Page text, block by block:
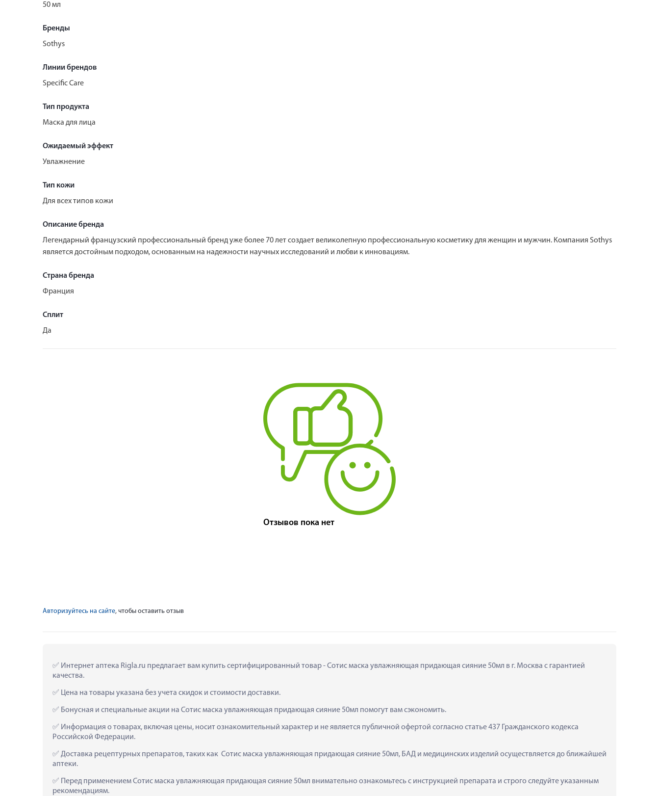
50 мл
Бренды
Sothys
Линии брендов
Specific Care
Тип продукта
Маска для лица
Ожидаемый эффект
Увлажнение
Тип кожи
Для всех типов кожи
Описание бренда
Легендарный французский профессиональный бренд уже более 70 лет создает великолепную профессиональную косметику для женщин и мужчин. Компания Sothys
является достойным подходом, основанным на надежности научных исследований и любви к инновациям.
Страна бренда
Франция
Сплит
Да
Отзывов пока нет
Авторизуйтесь на сайте, чтобы оставить отзыв
Интернет аптека Rigla.ru предлагает вам купить сертифицированный товар - Сотис маска увлажняющая придающая сияние 50мл в г. Москва с гарантией
качества.
Цена на товары указана без учета скидок и стоимости доставки.
Бонусная и специальные акции на Сотис маска увлажняющая придающая сияние 50мл помогут вам сэкономить.
Информация о товарах, включая цены, носит ознакомительный характер и не является публичной офертой согласно статье 437 Гражданского кодекса
Российской Федерации.
Доставка рецептурных препаратов, таких как  Сотис маска увлажняющая придающая сияние 50мл, БАД и медицинских изделий осуществляется до ближайшей
аптеки.
Перед применением Сотис маска увлажняющая придающая сияние 50мл внимательно ознакомьтесь с инструкцией препарата и строго следуйте указанным
рекомендациям.